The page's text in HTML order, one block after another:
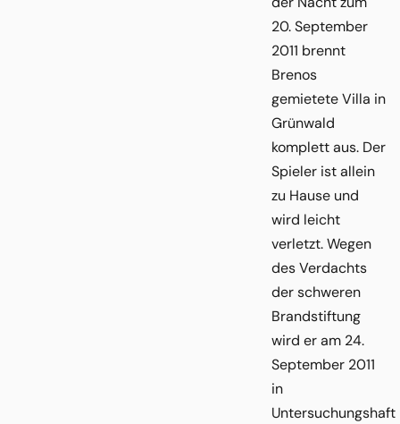
20. September
2011 brennt
Brenos
gemietete Villa in
Grünwald
komplett aus. Der
Spieler ist allein
zu Hause und
wird leicht
verletzt. Wegen
des Verdachts
der schweren
Brandstiftung
wird er am 24.
September 2011
in
Untersuchungshaft